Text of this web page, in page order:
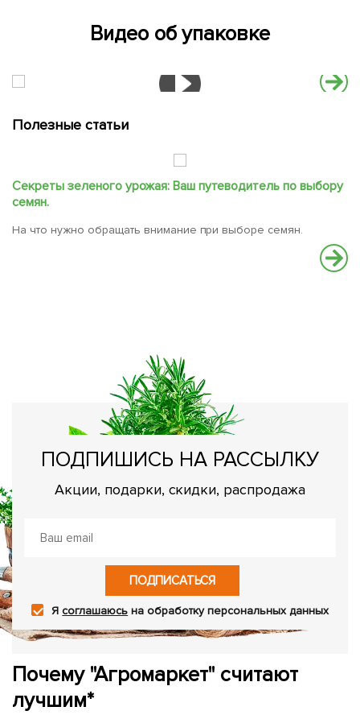
Видео об упаковке
Полезные статьи
Секреты зеленого урожая: Ваш путеводитель по выбору
семян.
На что нужно обращать внимание при выборе семян.
ПОДПИШИСЬ НА РАССЫЛКУ
Акции, подарки, скидки, распродажа
ПОДПИСАТЬСЯ
Ясоглашаюсь на обработку персональных данных
Почему "Агромаркет" считают
лучшим*